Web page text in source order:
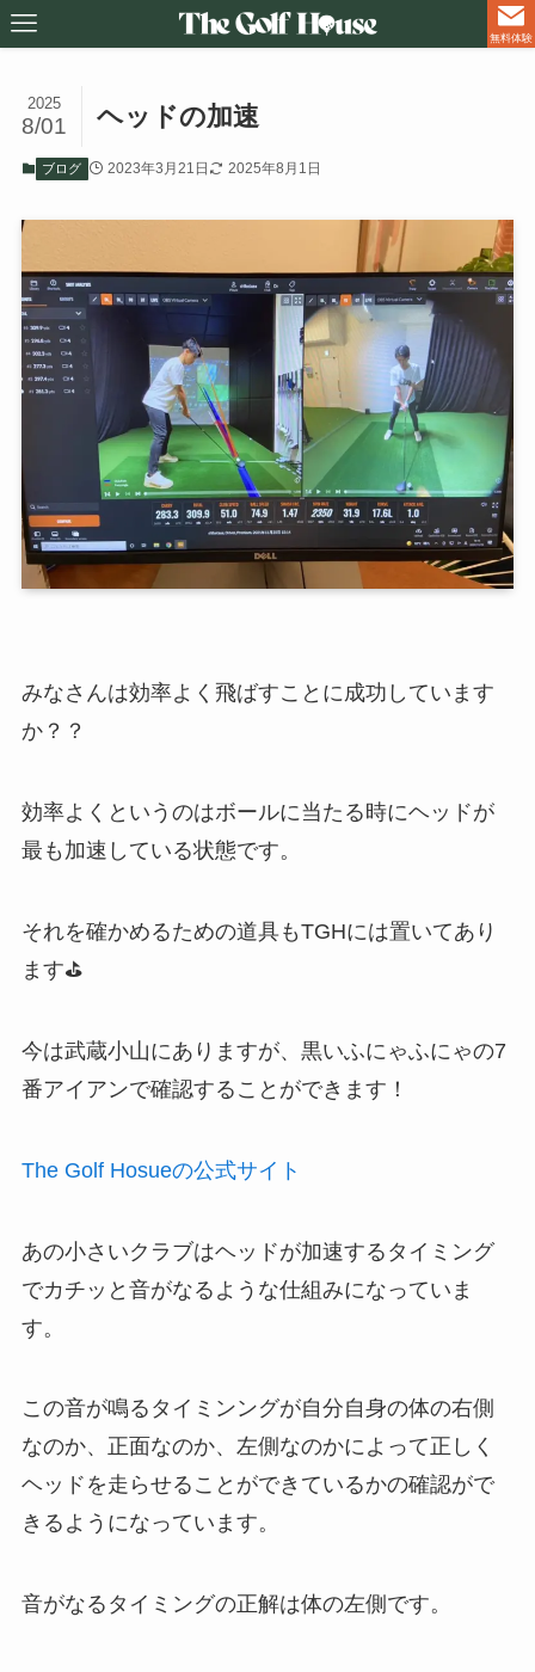
無料体験
ヘッドの加速
2025
8/01
ブログ 2023年3月21日 2025年8月1日
みなさんは効率よく飛ばすことに成功しています
か？？
効率よくというのはボールに当たる時にヘッドが
最も加速している状態です。
それを確かめるための道具もTGHには置いてあり
ます⛳️
今は武蔵小山にありますが、黒いふにゃふにゃの7
番アイアンで確認することができます！
The Golf Hosueの公式サイト
あの小さいクラブはヘッドが加速するタイミング
でカチッと音がなるような仕組みになっていま
す。
この音が鳴るタイミンングが自分自身の体の右側
なのか、正面なのか、左側なのかによって正しく
ヘッドを走らせることができているかの確認がで
きるようになっています。
音がなるタイミングの正解は体の左側です。